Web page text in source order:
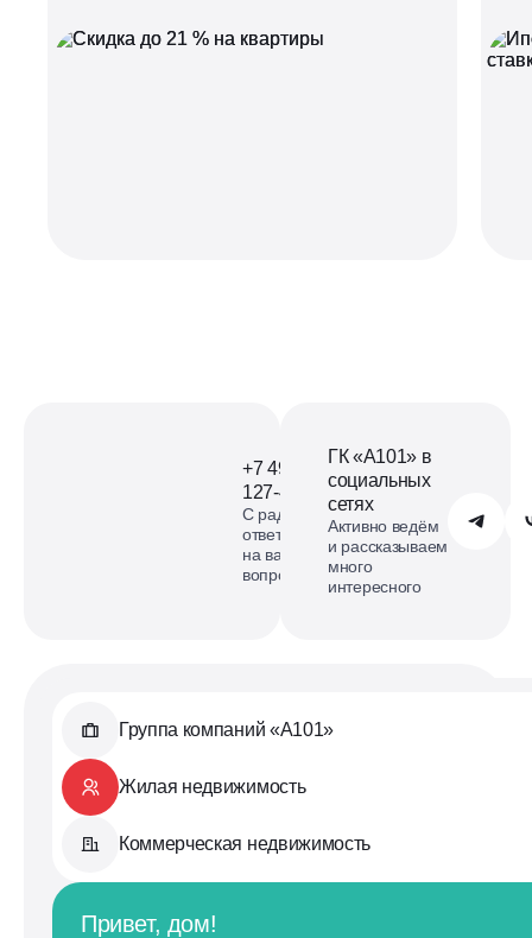
+7 495
127-40-98
С радостью
ответим
на ваши
вопросы
Обратиться в А101
ГК «А101» в
социальных
сетях
Активно ведём
и рассказываем
много
интересного
Группа компаний «А101»
Жилая недвижимость
Коммерческая недвижимость
Привет, дом!